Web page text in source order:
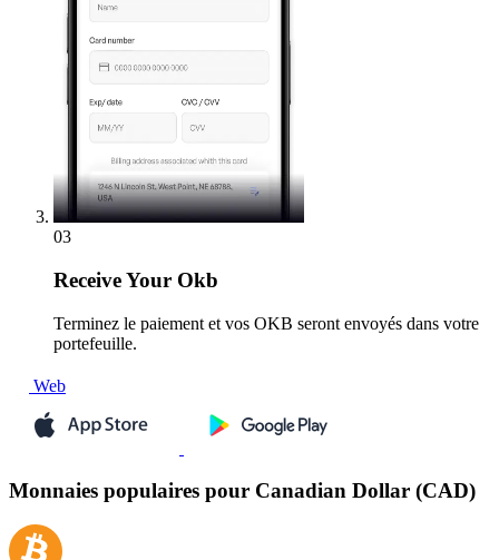
03
ReceiveYour Okb
Terminez le paiement et vos OKB seront envoyés dans votre
portefeuille.
Web
Monnaies populaires pour Canadian Dollar (CAD)